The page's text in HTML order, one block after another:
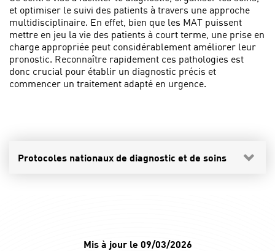
et optimiser le suivi des patients à travers une approche
multidisciplinaire. En effet, bien que les MAT puissent
mettre en jeu la vie des patients à court terme, une prise en
charge appropriée peut considérablement améliorer leur
pronostic. Reconnaître rapidement ces pathologies est
donc crucial pour établir un diagnostic précis et
commencer un traitement adapté en urgence.
Protocoles nationaux de diagnostic et de soins
Mis à jour le 09/03/2026